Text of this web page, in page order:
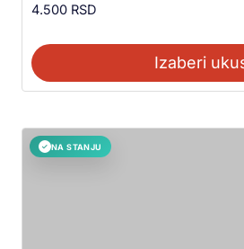
4.500 RSD
Izaberi
✓ NA STANJU